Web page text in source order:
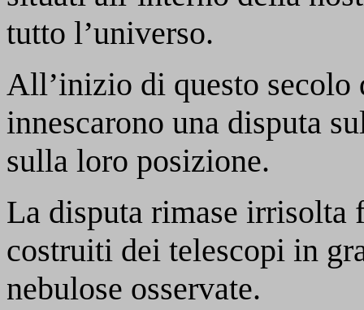
tutto l’universo.
All’inizio di questo
innescarono una disputa
sulla loro posizione.
La disputa rimase
costruiti dei telescopi in
nebulose osservate.